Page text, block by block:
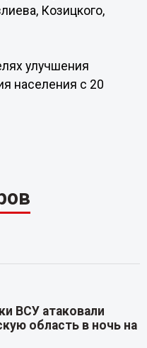
Козицкого,
улучшения
населения с 20
ВСУ атаковали
область в ночь на